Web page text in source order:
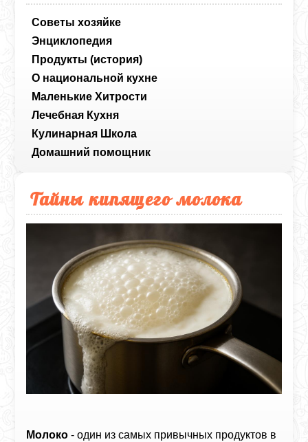
Советы хозяйке
Энциклопедия
Продукты (история)
О национальной кухне
Маленькие Хитрости
Лечебная Кухня
Кулинарная Школа
Домашний помощник
Тайны кипящего молока
Молоко - один из самых привычных продуктов в